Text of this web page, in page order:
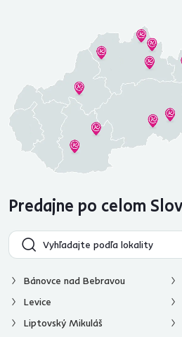
Predajne po celom
Bánovce nad Bebravou
Levice
Liptovský Mikuláš